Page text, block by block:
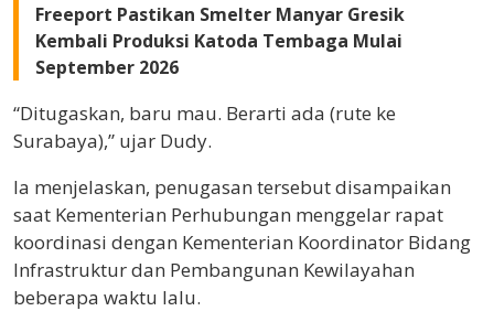
Freeport Pastikan Smelter Manyar Gresik
Kembali Produksi Katoda Tembaga Mulai
September 2026
“Ditugaskan, baru mau. Berarti ada (rute ke
Surabaya),” ujar Dudy.
Ia menjelaskan, penugasan tersebut disampaikan
saat Kementerian Perhubungan menggelar rapat
koordinasi dengan Kementerian Koordinator Bidang
Infrastruktur dan Pembangunan Kewilayahan
beberapa waktu lalu.